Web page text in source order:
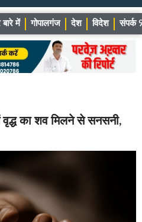
बारे में गोपालगंज देश विदेश संपर्क
वृद्ध का शव मिलने से सनसनी,